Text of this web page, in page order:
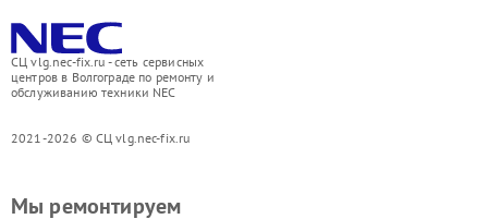
СЦ vlg.nec-fix.ru - сеть сервисных
центров в Волгограде по ремонту и
обслуживанию техники NEC
2021-2026 © СЦ vlg.nec-fix.ru
Мы ремонтируем